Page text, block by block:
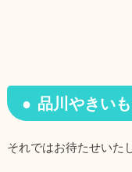
品川やきい
それではお待たせいた